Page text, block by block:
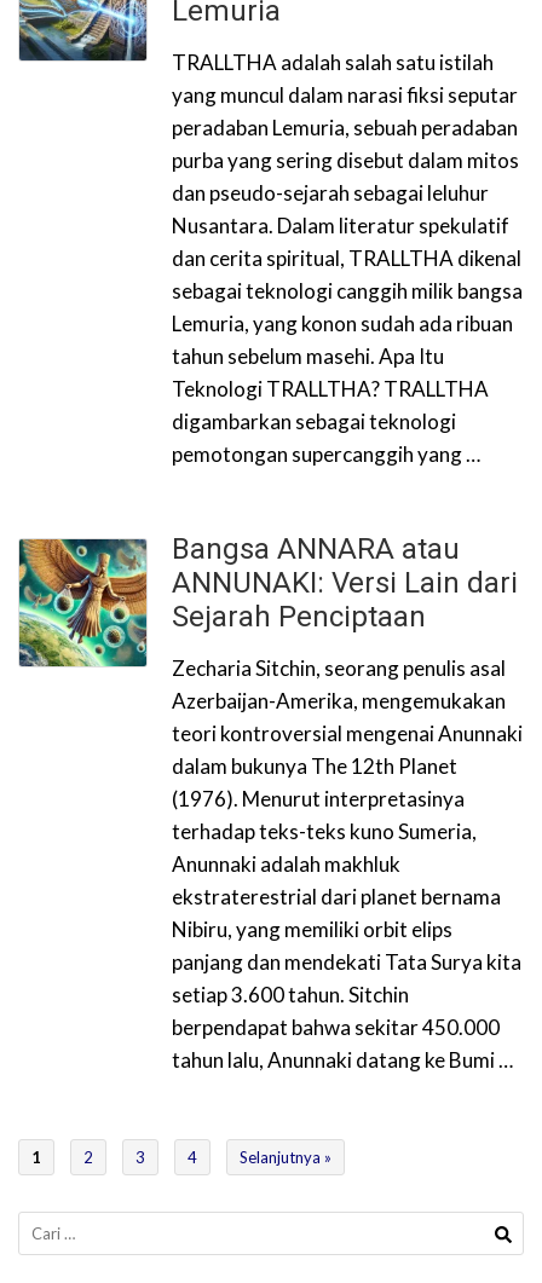
Lemuria
TRALLTHA adalah salah satu istilah
yang muncul dalam narasi fiksi seputar
peradaban Lemuria, sebuah peradaban
purba yang sering disebut dalam mitos
dan pseudo-sejarah sebagai leluhur
Nusantara. Dalam literatur spekulatif
dan cerita spiritual, TRALLTHA dikenal
sebagai teknologi canggih milik bangsa
Lemuria, yang konon sudah ada ribuan
tahun sebelum masehi. Apa Itu
Teknologi TRALLTHA? TRALLTHA
digambarkan sebagai teknologi
pemotongan supercanggih yang …
Bangsa ANNARA atau
ANNUNAKI: Versi Lain dari
Sejarah Penciptaan
Zecharia Sitchin, seorang penulis asal
Azerbaijan-Amerika, mengemukakan
teori kontroversial mengenai Anunnaki
dalam bukunya The 12th Planet
(1976). Menurut interpretasinya
terhadap teks-teks kuno Sumeria,
Anunnaki adalah makhluk
ekstraterestrial dari planet bernama
Nibiru, yang memiliki orbit elips
panjang dan mendekati Tata Surya kita
setiap 3.600 tahun. Sitchin
berpendapat bahwa sekitar 450.000
tahun lalu, Anunnaki datang ke Bumi …
1 2 3 4 Selanjutnya »
Cari
untuk: